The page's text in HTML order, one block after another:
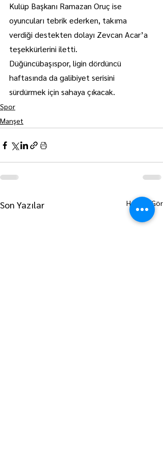
Kulüp Başkanı Ramazan Oruç ise
oyuncuları tebrik ederken, takıma
verdiği destekten dolayı Zevcan Acar’a
teşekkürlerini iletti.
Düğüncübaşıspor, ligin dördüncü
haftasında da galibiyet serisini
sürdürmek için sahaya çıkacak.
Spor
Manşet
Son Yazılar Hepsini Gör